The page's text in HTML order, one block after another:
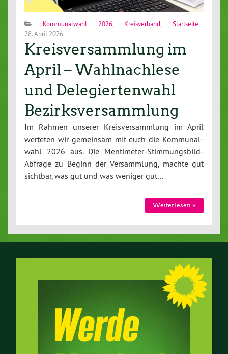
Kommunalwahl 2026, Kreisverband
Startseite
28. April 2026
Kreisversammlung im
April – Wahlnachlese
und Delegiertenwahl
Bezirksversammlung
Im Rahmen unserer Kreis­ver­samm­lung im April
werteten wir gemeinsam mit euch die Kom­mu­nal­
wahl 2026 aus. Die Men­ti­me­ter-Stim­mungs­bild-
Ab­fra­ge zu Beginn der Ver­samm­lung, machte gut
sichtbar, was gut und was weniger gut…
Wei­ter­le­sen »